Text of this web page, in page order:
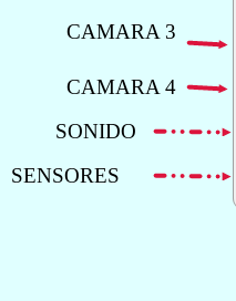
CAMARA 3
CAMARA 4
SONIDO
SENSORES